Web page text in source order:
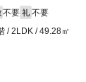
不要 礼 不要
/ 2LDK / 49.28㎡